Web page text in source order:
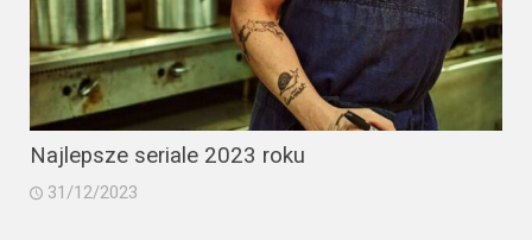
Najlepsze seriale 2023 roku
31/12/2023